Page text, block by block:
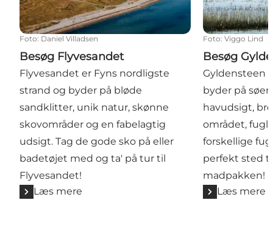
Foto: Daniel Villadsen
Besøg Flyvesandet
Flyvesandet er Fyns nordligste
strand og byder på bløde
sandklitter, unik natur, skønne
skovområder og en fabelagtig
udsigt. Tag de gode sko på eller
badetøjet med og ta' på tur til
Flyvesandet!
Læs mere
Foto: Viggo Lind
Besøg
Gyldensteen
byder på
havudsigt,
området,
forskellige
perfekt sted
madpakken!
Læs mere